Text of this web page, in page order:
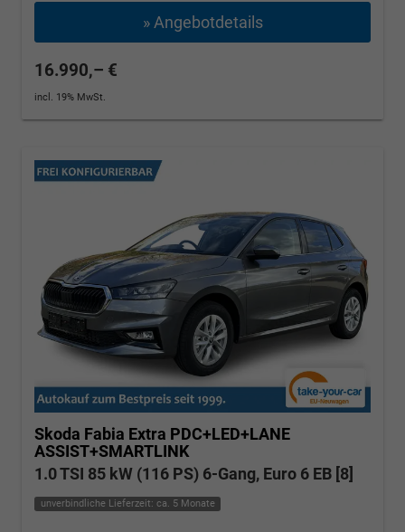
» Angebotdetails
16.990,– €
incl. 19% MwSt.
Skoda Fabia Extra PDC+LED+LANE
ASSIST+SMARTLINK
1.0 TSI 85 kW (116 PS) 6-Gang, Euro 6 EB [8]
unverbindliche Lieferzeit: ca. 5 Monate